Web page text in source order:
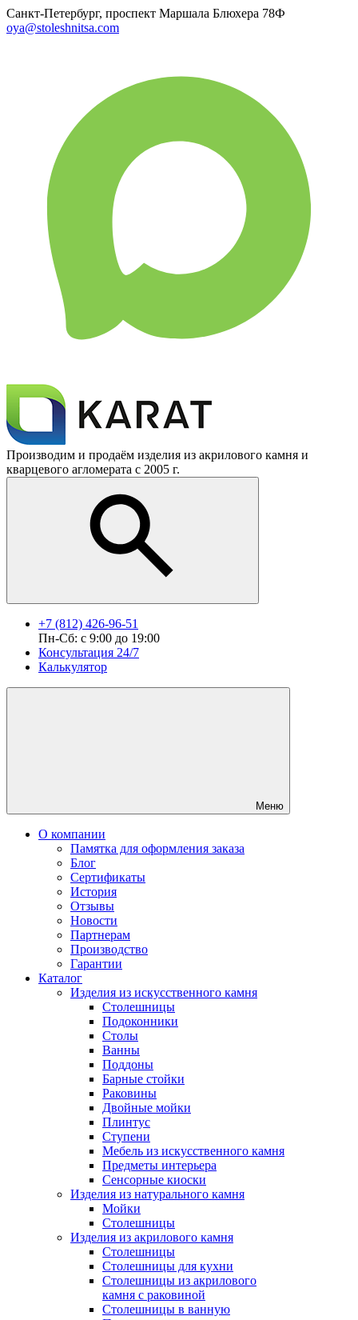
Санкт-Петербург, проспект Маршала Блюхера 78Ф
oya@stoleshnitsa.com
Производим и продаём изделия из акрилового камня и
кварцевого агломерата с 2005 г.
+7 (812) 426-96-51
Пн-Сб: с 9:00 до 19:00
Консультация 24/7
Калькулятор
Меню
О компании
Памятка для оформления заказа
Блог
Сертификаты
История
Отзывы
Новости
Партнерам
Производство
Гарантии
Каталог
Изделия из искусственного камня
Столешницы
Подоконники
Столы
Ванны
Поддоны
Барные стойки
Раковины
Двойные мойки
Плинтус
Ступени
Мебель из искусственного камня
Предметы интерьера
Сенсорные киоски
Изделия из натурального камня
Мойки
Столешницы
Изделия из акрилового камня
Столешницы
Столешницы для кухни
Столешницы из акрилового
камня с раковиной
Столешницы в ванную